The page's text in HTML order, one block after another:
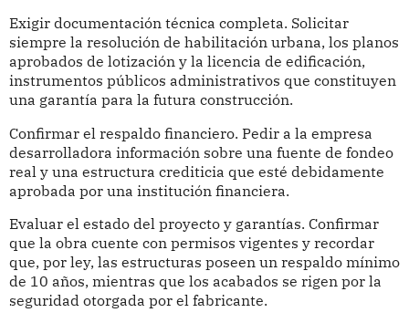
Exigir documentación técnica completa. Solicitar
siempre la resolución de habilitación urbana, los planos
aprobados de lotización y la licencia de edificación,
instrumentos públicos administrativos que constituyen
una garantía para la futura construcción.
Confirmar el respaldo financiero. Pedir a la empresa
desarrolladora información sobre una fuente de fondeo
real y una estructura crediticia que esté debidamente
aprobada por una institución financiera.
Evaluar el estado del proyecto y garantías. Confirmar
que la obra cuente con permisos vigentes y recordar
que, por ley, las estructuras poseen un respaldo mínimo
de 10 años, mientras que los acabados se rigen por la
seguridad otorgada por el fabricante.